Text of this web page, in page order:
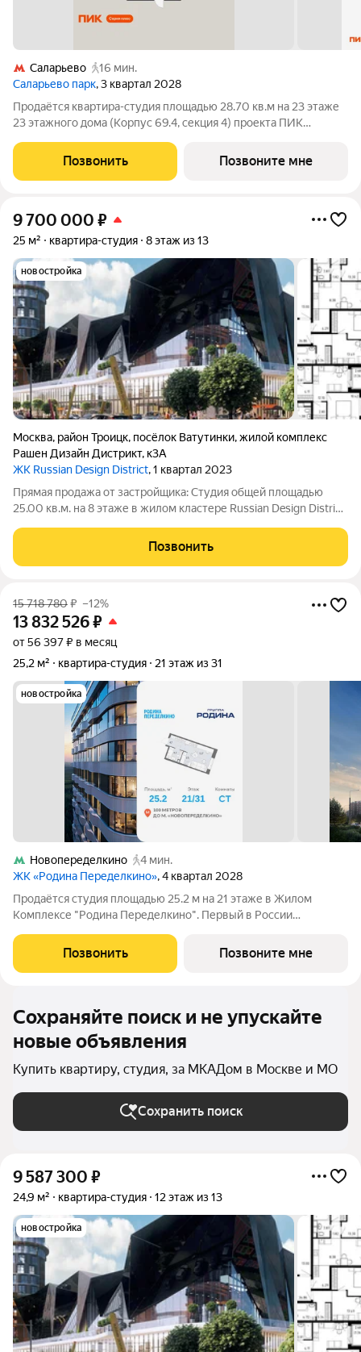
Саларьево
16 мин.
Саларьево парк, 3 квартал 2028
Продаётся квартира-студия площадью 28.70 кв.м на 23 этаже
23 этажного дома (Корпус 69.4, секция 4) проекта ПИК
земли, функциональная планировка, большие окна, с отделкой.
Жилой район «Саларьево
Позвонить Позвоните мне
9 700 000 ₽
25 м² квартира-студия 8 этаж из 13
новостройка
Москва, район Троицк, посёлок Ватутинки,жилой комплекс
Рашен Дизайн Дистрикт, к3А
ЖК Russian Design District, 1 квартал 2023
Прямая продажа от застройщика: Cтудия общей площадью
25.00 кв.м. на 8 этаже в жилом кластере Russian Design District,
коллаборации со звездами российского дизайна, культуры и
спорта. Квартира находится в
Позвонить
15 718 780₽ –12%
13 832 526₽
от 56 397 ₽ в месяц
25,2 м²
квартира-студия 21 этаж из 31
новостройка
Новопеределкино
4 мин.
ЖК «Родина Переделкино», 4 квартал 2028
Продаётся студия площадью 25.2 м на 21 этаже в Жилом
Комплексе "Родина Переделкино". Первый в России
квартал бизнес-класса на Западе Москвы на границе с
Ульяновским лесопарком, состоящий из пяти
Позвонить Позвоните мне
Сохраняйте поиск и не упускайте
новые объявления
Купить квартиру, студия, за МКАДом в Москве и МО
Сохранить поиск
9 587 300 ₽
24,9 м² квартира-студия 12 этаж из 13
новостройка